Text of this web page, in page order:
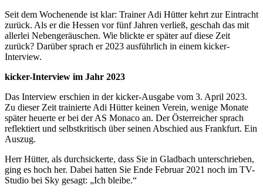
Seit dem Wochenende ist klar: Trainer Adi Hütter kehrt zur Eintracht
zurück. Als er die Hessen vor fünf Jahren verließ, geschah das mit
allerlei Nebengeräuschen. Wie blickte er später auf diese Zeit
zurück? Darüber sprach er 2023 ausführlich in einem kicker-
Interview.
kicker-Interview im Jahr 2023
Das Interview erschien in der kicker-Ausgabe vom 3. April 2023.
Zu dieser Zeit trainierte Adi Hütter keinen Verein, wenige Monate
später heuerte er bei der AS Monaco an. Der Österreicher sprach
reflektiert und selbstkritisch über seinen Abschied aus Frankfurt. Ein
Auszug.
Herr Hütter, als durchsickerte, dass Sie in Gladbach unterschrieben,
ging es hoch her. Dabei hatten Sie Ende Februar 2021 noch im TV-
Studio bei Sky gesagt: „Ich bleibe.“